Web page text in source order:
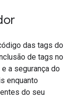
das tags do
de tags no
a segurança do
enquanto
do seu